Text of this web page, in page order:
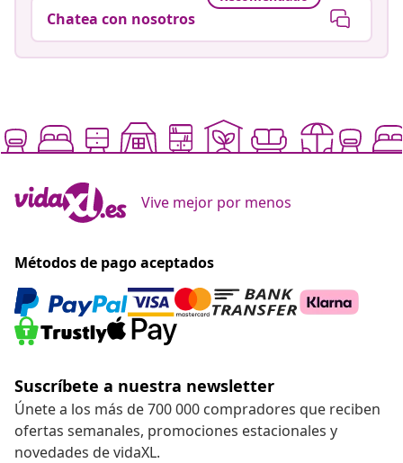
Chatea con nosotros
Vive mejor por menos
Métodos de pago aceptados
Suscríbete a nuestra newsletter
Únete a los más de 700 000 compradores que reciben
ofertas semanales, promociones estacionales y
novedades de vidaXL.